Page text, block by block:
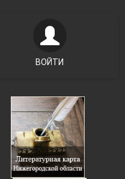
ВОЙТИ